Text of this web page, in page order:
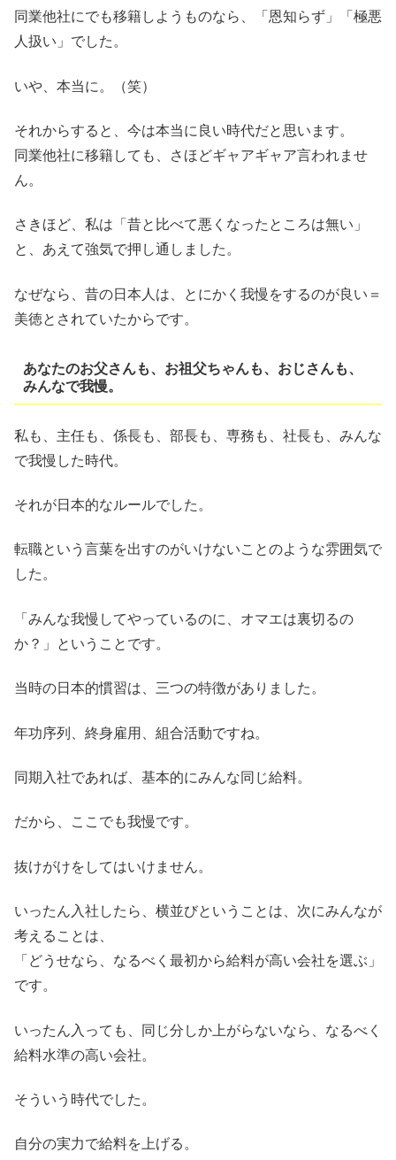
同業他社にでも移籍しようものなら、「恩知らず」「極悪
人扱い」でした。
いや、本当に。（笑）
それからすると、今は本当に良い時代だと思います。
同業他社に移籍しても、さほどギャアギャア言われませ
ん。
さきほど、私は「昔と比べて悪くなったところは無い」
と、あえて強気で押し通しました。
なぜなら、昔の日本人は、とにかく我慢をするのが良い＝
美徳とされていたからです。
あなたのお父さんも、お祖父ちゃんも、おじさんも、
みんなで我慢。
私も、主任も、係長も、部長も、専務も、社長も、みんな
で我慢した時代。
それが日本的なルールでした。
転職という言葉を出すのがいけないことのような雰囲気で
した。
「みんな我慢してやっているのに、オマエは裏切るの
か？」ということです。
当時の日本的慣習は、三つの特徴がありました。
年功序列、終身雇用、組合活動ですね。
同期入社であれば、基本的にみんな同じ給料。
だから、ここでも我慢です。
抜けがけをしてはいけません。
いったん入社したら、横並びということは、次にみんなが
考えることは、
「どうせなら、なるべく最初から給料が高い会社を選ぶ」
です。
いったん入っても、同じ分しか上がらないなら、なるべく
給料水準の高い会社。
そういう時代でした。
自分の実力で給料を上げる。